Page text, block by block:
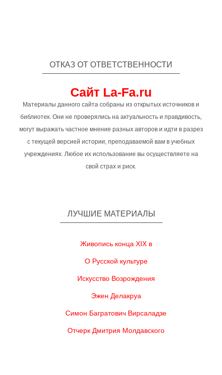
ОТКАЗ ОТ ОТВЕТСТВЕННОСТИ
Сайт La-Fa.ru
Материалы данного сайта собраны из открытых источников и
библиотек. Они не проверялись на актуальность и правдивость,
могут выражать частное мнение разных авторов и идти в разрез
с текущей версией истории, преподаваемой вам в учебных
учреждениях. Любое их использование вы осуществляете на
свой страх и риск.
ЛУЧШИЕ МАТЕРИАЛЫ
Живопись конца XIX в
О Русской культуре
Искусство Возрождения
Эжен Делакруа
Симон Багратович Вирсаладзе
Отчерк Дмитрия Молдавского